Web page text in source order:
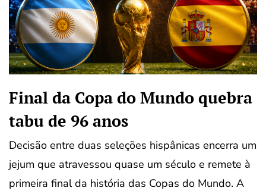
Final da Copa do Mundo quebra
tabu de 96 anos
Decisão entre duas seleções hispânicas encerra um
jejum que atravessou quase um século e remete à
primeira final da história das Copas do Mundo. A